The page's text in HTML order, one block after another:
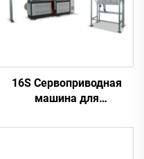
16S Сервоприводная
машина для
стаканчиков